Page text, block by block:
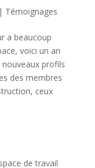
Témoignages
a beaucoup
voici un an
profils
des membres
ceux
de travail